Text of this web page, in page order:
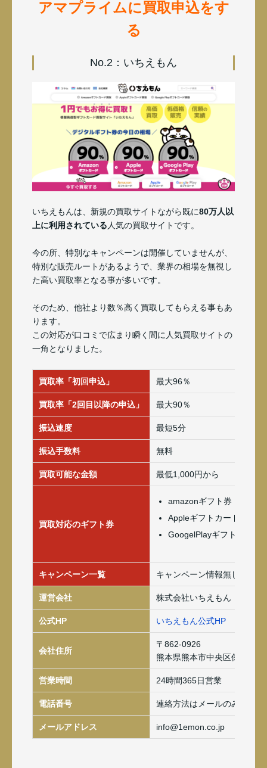
アマプライムに買取申込をす
る
No.2：いちえもん
いちえもんは、新規の買取サイトながら既に80万人以
上に利用されている人気の買取サイトです。
今の所、特別なキャンペーンは開催していませんが、
特別な販売ルートがあるようで、業界の相場を無視し
た高い買取率となる事が多いです。
そのため、他社より数％高く買取してもらえる事もあ
ります。
この対応が口コミで広まり瞬く間に人気買取サイトの
一角となりました。
買取率「初回申込」 最大96％
買取率「2回目以降の申込」 最大90％
振込速度 最短5分
振込手数料 無料
買取可能な金額 最低1,000円から
買取対応のギフト券
amazonギフト券
Appleギフトカード
GoogelPlayギフトカード
キャンペーン一覧 キャンペーン情報無し
運営会社 株式会社いちえもん
公式HP いちえもん公式HP
会社住所
〒862-0926
熊本県熊本市中央区保田窪1-
営業時間 24時間365日営業
電話番号 連絡方法はメールのみ
メールアドレス info@1emon.co.jp